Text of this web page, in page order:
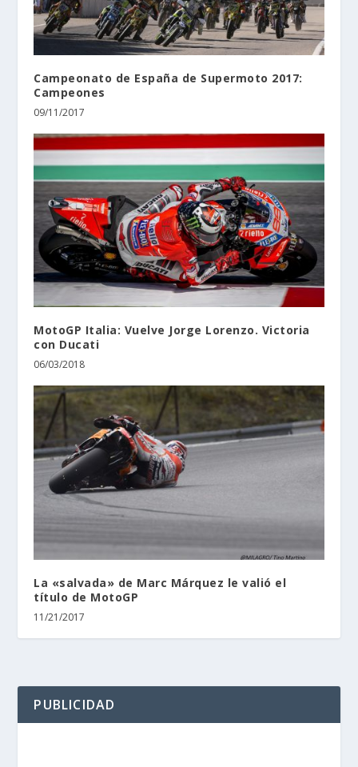
Campeonato de España de Supermoto 2017:
Campeones
09/11/2017
MotoGP Italia: Vuelve Jorge Lorenzo. Victoria
con Ducati
06/03/2018
La «salvada» de Marc Márquez le valió el
título de MotoGP
11/21/2017
PUBLICIDAD